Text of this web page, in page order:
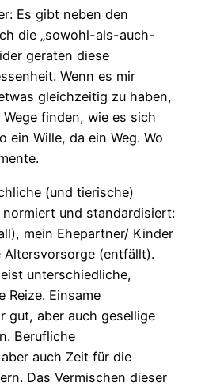
Es gibt neben den
die „sowohl-als-auch-
geraten diese
Wenn es mir
gleichzeitig zu haben,
finden, wie es sich
ein Wille, da ein Weg. Wo
(und tierische)
und standardisiert:
mein Ehepartner/ Kinder
(entfällt).
unterschiedliche,
Reize. Einsame
gut, aber auch gesellige
Berufliche
auch Zeit für die
Das Vermischen dieser